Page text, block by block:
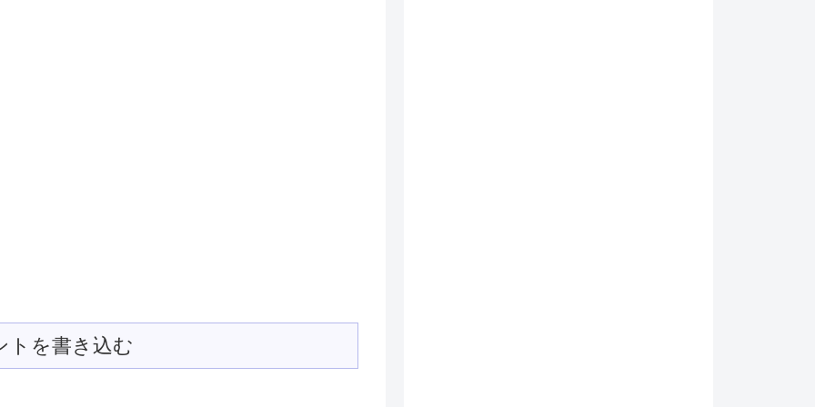
トを書き込む